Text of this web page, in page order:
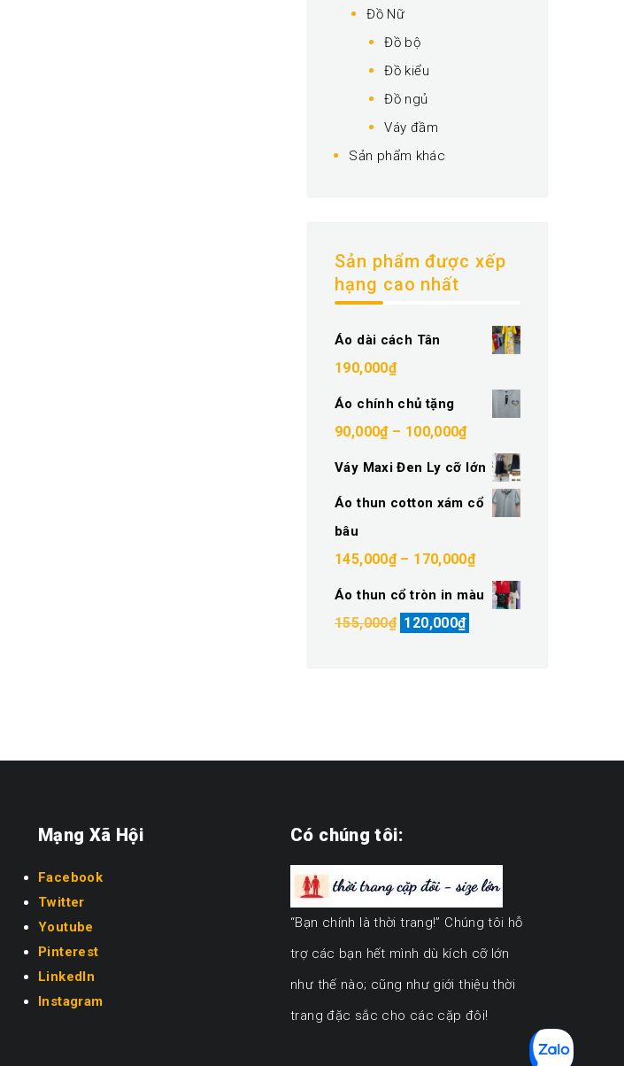
Đồ Nữ
Đồ bộ
Đồ kiểu
Đồ ngủ
Váy đầm
Sản phẩm khác
Sản phẩm được xếp
hạng cao nhất
Áo dài cách Tân
190,000₫
Áo chính chủ tặng
90,000₫ – 100,000₫Khoảng
giá:
90,000₫
100,000₫
Váy Maxi Đen Ly cỡ lớn
Áo thun cotton xám cổ
bâu
145,000₫ – 170,000₫Khoảng
giá:
Áo thun cổ tròn in màu
155,000₫ Giá
120,000₫
Mạng Xã Hội
Facebook
Twitter
Youtube
Pinterest
LinkedIn
Instagram
Có chúng tôi:
“Bạn chính là thời trang!” Chúng tôi hỗ
trợ các bạn hết mình dù kích cỡ lớn
như thế nào; cũng như giới thiệu thời
trang đặc sắc cho các cặp đôi!